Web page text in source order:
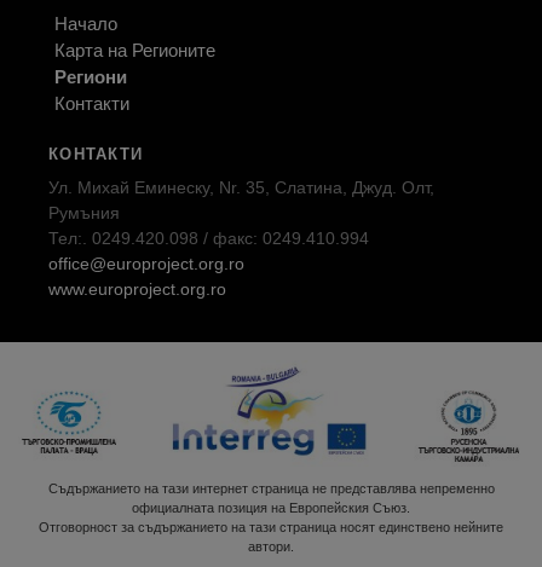
Начало
Карта на Регионите
Региони
Контакти
КОНТАКТИ
Ул. Михай Еминеску, Nr. 35, Слатина, Джуд. Олт,
Румъния
Тел:. 0249.420.098 / факс: 0249.410.994
office@europroject.org.ro
www.europroject.org.ro
Съдържанието на тази интернет страница не представлява непременно
официалната позиция на Европейския Съюз.
Отговорност за съдържанието на тази страница носят единствено нейните
автори.